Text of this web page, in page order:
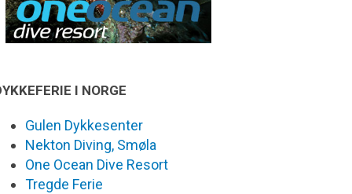
I NORGE
Gulen Dykkesenter
Nekton Diving, Smøla
One Ocean Dive Resort
Tregde Ferie